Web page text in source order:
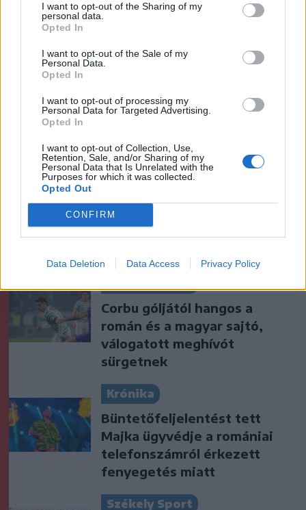
I want to opt-out of the Sharing of my
personal data.
Opted In
I want to opt-out of the Sale of my
Personal Data.
Opted In
I want to opt-out of processing my
Personal Data for Targeted Advertising.
Opted In
I want to opt-out of Collection, Use,
Retention, Sale, and/or Sharing of my
Personal Data that Is Unrelated with the
Purposes for which it was collected.
Opted Out
CONFIRM
Data Deletion Data Access Privacy Policy
Ezek is érdekelhetik
Tömegverekedés lett a szűk
Csatószegen
Életét vesztette két halász,
akiket villámcsapás ért a
Corbu góljától hangos a
román és a magyar sajtó,
válogatott meghívót
sürgetnek
Krónika
Büntetőfeljelentést tett
Majka ügyvédje a romániai
telefonszámról érkezett
fenyegetés miatt
Székely Sport